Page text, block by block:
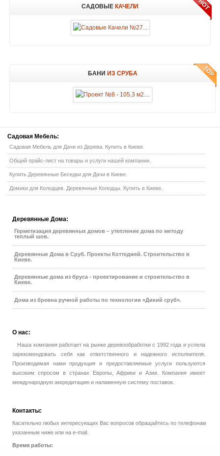
САДОВЫЕ КАЧЕЛИ
БАНИ ИЗ СРУБА
Садовая Мебель:
Садовая Мебель для Дачи из Дерева. Купить в Киеве.
Общий прайс-лист на товары и услуги нашей компании.
Купить Деревянные Беседки для Дачи в Киеве.
Домики для Колодцев. Деревянные Колодцы. Купить в Киеве.
Деревянные Дома:
Герметизация деревянных домов – утепление дома по методу
теплый шов.
Деревянные Дома в Сруб. Проекты Коттеджей. Строительство в
Киеве.
Деревянные дома из бруса - проектирование и строительство в
Киеве.
Дома из бревна ручной работы по технологии «Дикий сруб».
О нас:
Наша компания работает на рынке деревообработки с 1992 года и успела
зарекомендовать себя как ответственного и надежного исполнителя.
Производимая нами продукция и предоставляемые услуги пользуются
высоким спросом в странах Европы, Африки и Азии. Компания имеет
международную аккредитацию и налаженную систему поставок.
Контакты:
Касательно любых интересующих Вас вопросов обращайтесь по телефонам
указанным ниже или на e-mail.
Время работы: